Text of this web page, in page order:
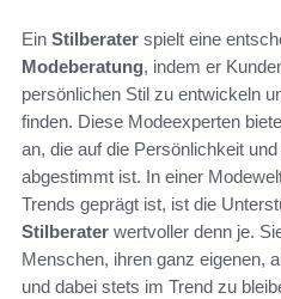
Ein Stilberater spielt eine
Modeberatung, indem er
persönlichen Stil zu entwickeln
finden. Diese Modeexperten
an, die auf die Persönlichkeit
abgestimmt ist. In einer
Trends geprägt ist, ist die
Stilberater wertvoller denn je.
Menschen, ihren ganz eigenen,
und dabei stets im Trend zu